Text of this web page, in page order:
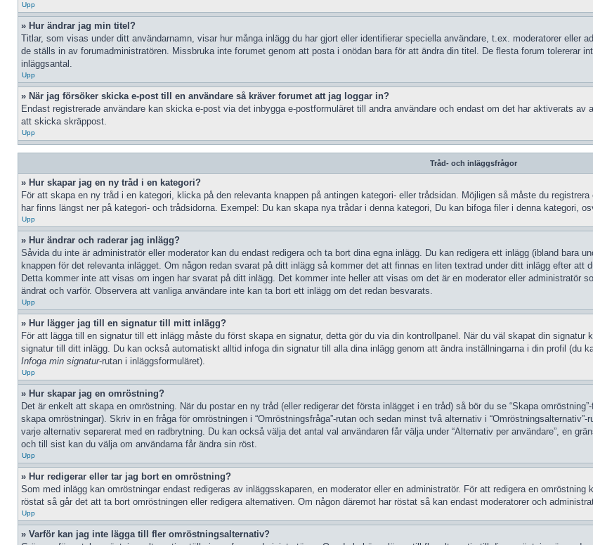
Upp
» Hur ändrar jag min titel?
Titlar, som visas under ditt användarnamn, visar hur många inlägg du har gjort eller identifierar speciella användare, t.ex. moderatorer eller
de ställs in av forumadministratören. Missbruka inte forumet genom att posta i onödan bara för att ändra din titel. De flesta forum tolererar
inläggsantal.
Upp
» När jag försöker skicka e-post till en användare så kräver forumet att jag loggar in?
Endast registrerade användare kan skicka e-post via det inbygga e-postformuläret till andra användare och endast om det har aktiverats
att skicka skräppost.
Upp
Tråd- och inläggsfrågor
» Hur skapar jag en ny tråd i en kategori?
För att skapa en ny tråd i en kategori, klicka på den relevanta knappen på antingen kategori- eller trådsidan. Möjligen så måste du
har finns längst ner på kategori- och trådsidorna. Exempel: Du kan skapa nya trådar i denna kategori, Du kan bifoga filer i denna kategori,
Upp
» Hur ändrar och raderar jag inlägg?
Såvida du inte är administratör eller moderator kan du endast redigera och ta bort dina egna inlägg. Du kan redigera ett inlägg (ibland bara
knappen för det relevanta inlägget. Om någon redan svarat på ditt inlägg så kommer det att finnas en liten textrad under ditt inlägg efter att
Detta kommer inte att visas om ingen har svarat på ditt inlägg. Det kommer inte heller att visas om det är en moderator eller administratör
ändrat och varför. Observera att vanliga användare inte kan ta bort ett inlägg om det redan besvarats.
Upp
» Hur lägger jag till en signatur till mitt inlägg?
För att lägga till en signatur till ett inlägg måste du först skapa en signatur, detta gör du via din kontrollpanel. När du väl skapat din signatur
signatur till ditt inlägg. Du kan också automatiskt alltid infoga din signatur till alla dina inlägg genom att ändra inställningarna i din profil (du
Infoga min signatur-rutan i inläggsformuläret).
Upp
» Hur skapar jag en omröstning?
Det är enkelt att skapa en omröstning. När du postar en ny tråd (eller redigerar det första inlägget i en tråd) så bör du se “Skapa
skapa omröstningar). Skriv in en fråga för omröstningen i “Omröstningsfråga”-rutan och sedan minst två alternativ i
varje alternativ separerat med en radbrytning. Du kan också välja det antal val användaren får välja under “Alternativ per användare”, en
och till sist kan du välja om användarna får ändra sin röst.
Upp
» Hur redigerar eller tar jag bort en omröstning?
Som med inlägg kan omröstningar endast redigeras av inläggsskaparen, en moderator eller en administratör. För att redigera en
röstat så går det att ta bort omröstningen eller redigera alternativen. Om någon däremot har röstat så kan endast moderatorer och
Upp
» Varför kan jag inte lägga till fler omröstningsalternativ?